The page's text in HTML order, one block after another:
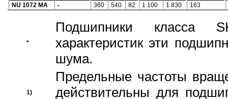
NU 1072 MA
- 360 540 82 1 100 1 830 163
*
Подшипники класса
характеристик эти
шума.
1)
Предельные частоты
действительны для